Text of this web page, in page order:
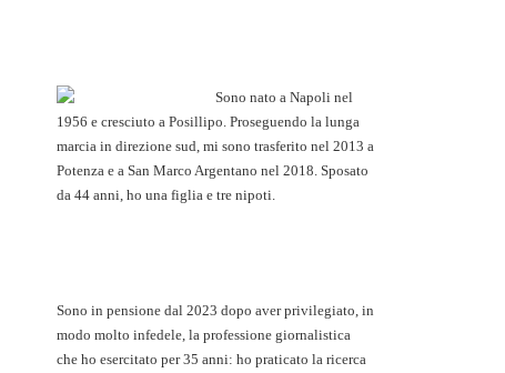
Sono nato a Napoli nel
1956 e cresciuto a Posillipo. Proseguendo la lunga
marcia in direzione sud, mi sono trasferito nel 2013 a
Potenza e a San Marco Argentano nel 2018. Sposato
da 44 anni, ho una figlia e tre nipoti.
Sono in pensione dal 2023 dopo aver privilegiato, in
modo molto infedele, la professione giornalistica
che ho esercitato per 35 anni: ho praticato la ricerca